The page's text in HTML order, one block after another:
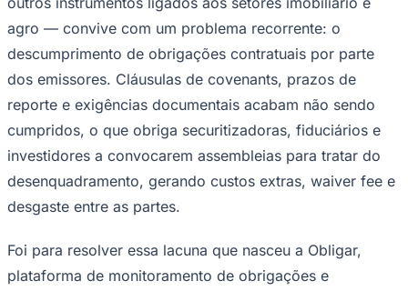
Obligar—Foto:Divulgação
A Obligar, fundada por Ulisses Fernando e
Giovane Duarte, que dividem hoje as
funções de CEO e COO, respectivamente,
quer centralizar o monitoramento de
obrigações contratuais e reduzir o número
descumprimentos no mercado de capitais.